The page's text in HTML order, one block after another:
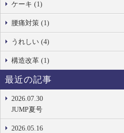
ケーキ (1)
腰痛対策 (1)
うれしい (4)
構造改革 (1)
最近の記事
2026.07.30
JUMP夏号
2026.05.16